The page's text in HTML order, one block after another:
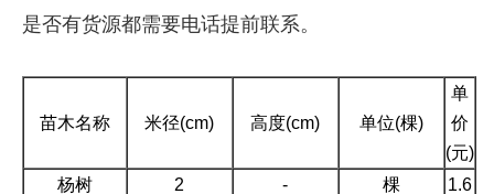
是否有货源都需要电话提前联系。
苗木名称 米径(cm) 高度(cm) 单位(棵)
单
价
(元)
杨树
2 - 棵
1.6